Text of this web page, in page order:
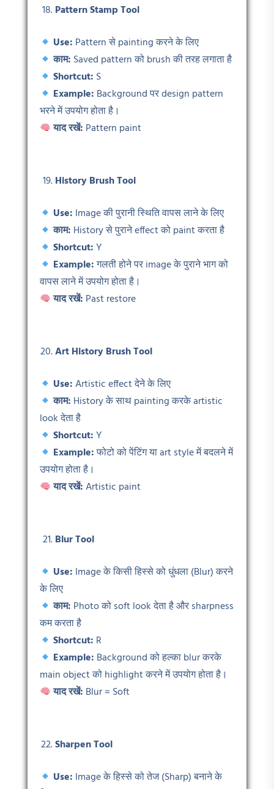
Pattern Stamp Tool
Use: Pattern से painting करने के लिए
काम: Saved pattern को brush की तरह लगाता है
Shortcut: S
Example: Background पर design pattern
भरने में उपयोग होता है।
याद रखें: Pattern paint
History Brush Tool
Use: Image की पुरानी स्थिति वापस लाने के लिए
काम: History से पुराने effect को paint करता है
Shortcut:Y
Example:गलती होने पर image के पुराने भाग को
वापस लाने में उपयोग होता है।
याद रखें: Past restore
Art History Brush Tool
Use:Artistic effect देने के लिए
काम: History के साथ painting करके artistic
look देता है
Shortcut:Y
Example:फोटो को पेंटिंग या art style में बदलने में
उपयोग होता है।
याद रखें:Artistic paint
Blur Tool
Use: Image के किसी हिस्से को धुंधला (Blur) करने
के लिए
काम: Photo को soft look देता है और sharpness
कम करता है
Shortcut: R
Example: Background को हल्का blur करके
main object को highlight करने में उपयोग होता है।
याद रखें: Blur = Soft
Sharpen Tool
Use: Image के हिस्से को तेज (Sharp) बनाने के